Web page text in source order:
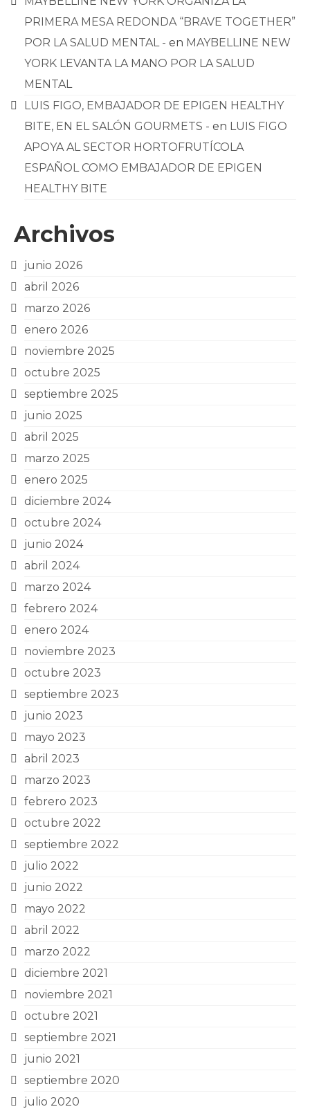
PRIMERA MESA REDONDA “BRAVE TOGETHER”
POR LA SALUD MENTAL - en MAYBELLINE NEW
YORK LEVANTA LA MANO POR LA SALUD
MENTAL
LUIS FIGO, EMBAJADOR DE EPIGEN HEALTHY
BITE, EN EL SALÓN GOURMETS - en LUIS FIGO
APOYA AL SECTOR HORTOFRUTÍCOLA
ESPAÑOL COMO EMBAJADOR DE EPIGEN
HEALTHY BITE
Archivos
junio 2026
abril 2026
marzo 2026
enero 2026
noviembre 2025
octubre 2025
septiembre 2025
junio 2025
abril 2025
marzo 2025
enero 2025
diciembre 2024
octubre 2024
junio 2024
abril 2024
marzo 2024
febrero 2024
enero 2024
noviembre 2023
octubre 2023
septiembre 2023
junio 2023
mayo 2023
abril 2023
marzo 2023
febrero 2023
octubre 2022
septiembre 2022
julio 2022
junio 2022
mayo 2022
abril 2022
marzo 2022
diciembre 2021
noviembre 2021
octubre 2021
septiembre 2021
junio 2021
septiembre 2020
julio 2020